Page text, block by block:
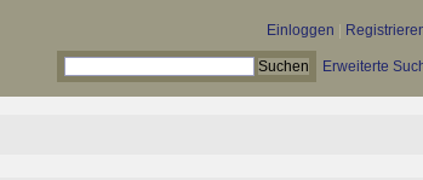
Einloggen
Erweiterte